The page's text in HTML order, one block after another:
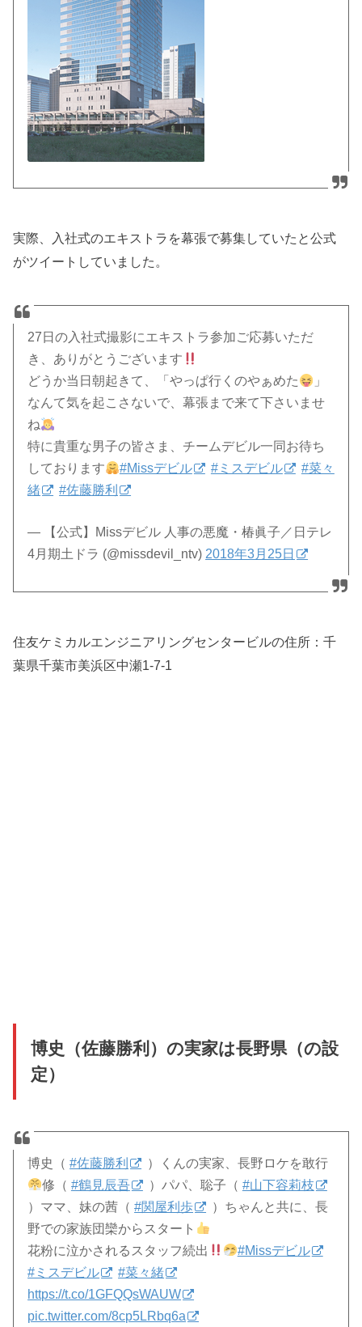
実際、入社式のエキストラを幕張で募集していたと公式
がツイートしていました。
27日の入社式撮影にエキストラ参加ご応募いただ
き、ありがとうございます
どうか当日朝起きて、「やっぱ行くのやぁめた
」
なんて気を起こさないで、幕張まで来て下さいませ
ね
特に貴重な男子の皆さま、チームデビル一同お待ち
しております
#Missデビル #ミスデビル
#菜々
緒
#佐藤勝利
— 【公式】Missデビル 人事の悪魔・椿眞子／日テレ
4月期土ドラ (@missdevil_ntv) 2018年3月25日
住友ケミカルエンジニアリングセンタービルの住所：千
葉県千葉市美浜区中瀬1-7-1
博史（佐藤勝利）の実家は長野県（の設
定）
博史（#佐藤勝利
）くんの実家、長野ロケを敢行
修（ #鶴見辰吾 ）パパ、聡子（ #山下容莉枝
）ママ、妹の茜（#関屋利歩
）ちゃんと共に、長
野での家族団欒からスタート
花粉に泣かされるスタッフ続出
#Missデビル
#ミスデビル
#菜々緒
https://t.co/1GFQQsWAUW
pic.twitter.com/8cp5LRbq6a